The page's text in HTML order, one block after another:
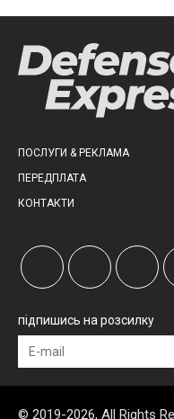
ПОСЛУГИ & РЕКЛАМА
ПЕРЕДПЛАТА
КОНТАКТИ
підпишись на розсилку
© 2019-2026, All Rights